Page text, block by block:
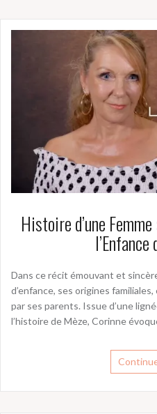
Histoire d’une
Dans ce récit émouvant et
d’enfance, ses origines
par ses parents. Issue d’une
l’histoire de Mèze, Corinne